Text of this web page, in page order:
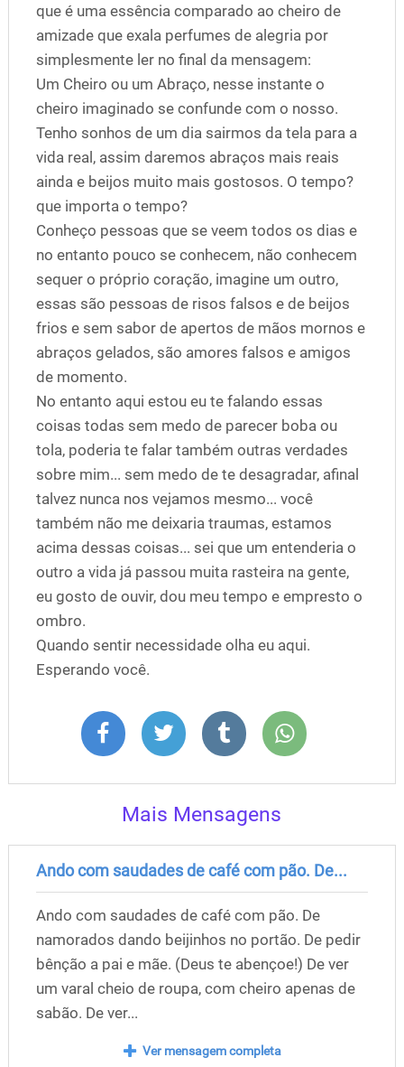
que é uma essência comparado ao cheiro de
amizade que exala perfumes de alegria por
simplesmente ler no final da mensagem:
Um Cheiro ou um Abraço, nesse instante o
cheiro imaginado se confunde com o nosso.
Tenho sonhos de um dia sairmos da tela para a
vida real, assim daremos abraços mais reais
ainda e beijos muito mais gostosos. O tempo?
que importa o tempo?
Conheço pessoas que se veem todos os dias e
no entanto pouco se conhecem, não conhecem
sequer o próprio coração, imagine um outro,
essas são pessoas de risos falsos e de beijos
frios e sem sabor de apertos de mãos mornos e
abraços gelados, são amores falsos e amigos
de momento.
No entanto aqui estou eu te falando essas
coisas todas sem medo de parecer boba ou
tola, poderia te falar também outras verdades
sobre mim... sem medo de te desagradar, afinal
talvez nunca nos vejamos mesmo... você
também não me deixaria traumas, estamos
acima dessas coisas... sei que um entenderia o
outro a vida já passou muita rasteira na gente,
eu gosto de ouvir, dou meu tempo e empresto o
ombro.
Quando sentir necessidade olha eu aqui.
Esperando você.
Mais Mensagens
Ando com saudades de café com pão. De...
Ando com saudades de café com pão. De
namorados dando beijinhos no portão. De pedir
bênção a pai e mãe. (Deus te abençoe!) De ver
um varal cheio de roupa, com cheiro apenas de
sabão. De ver...
Ver mensagem completa